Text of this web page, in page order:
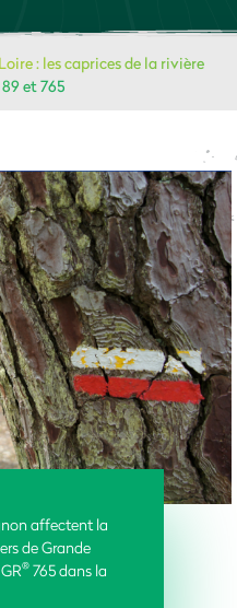
Loire : les caprices de la rivière
et 765
affectent la
de Grande
® 765 dans la